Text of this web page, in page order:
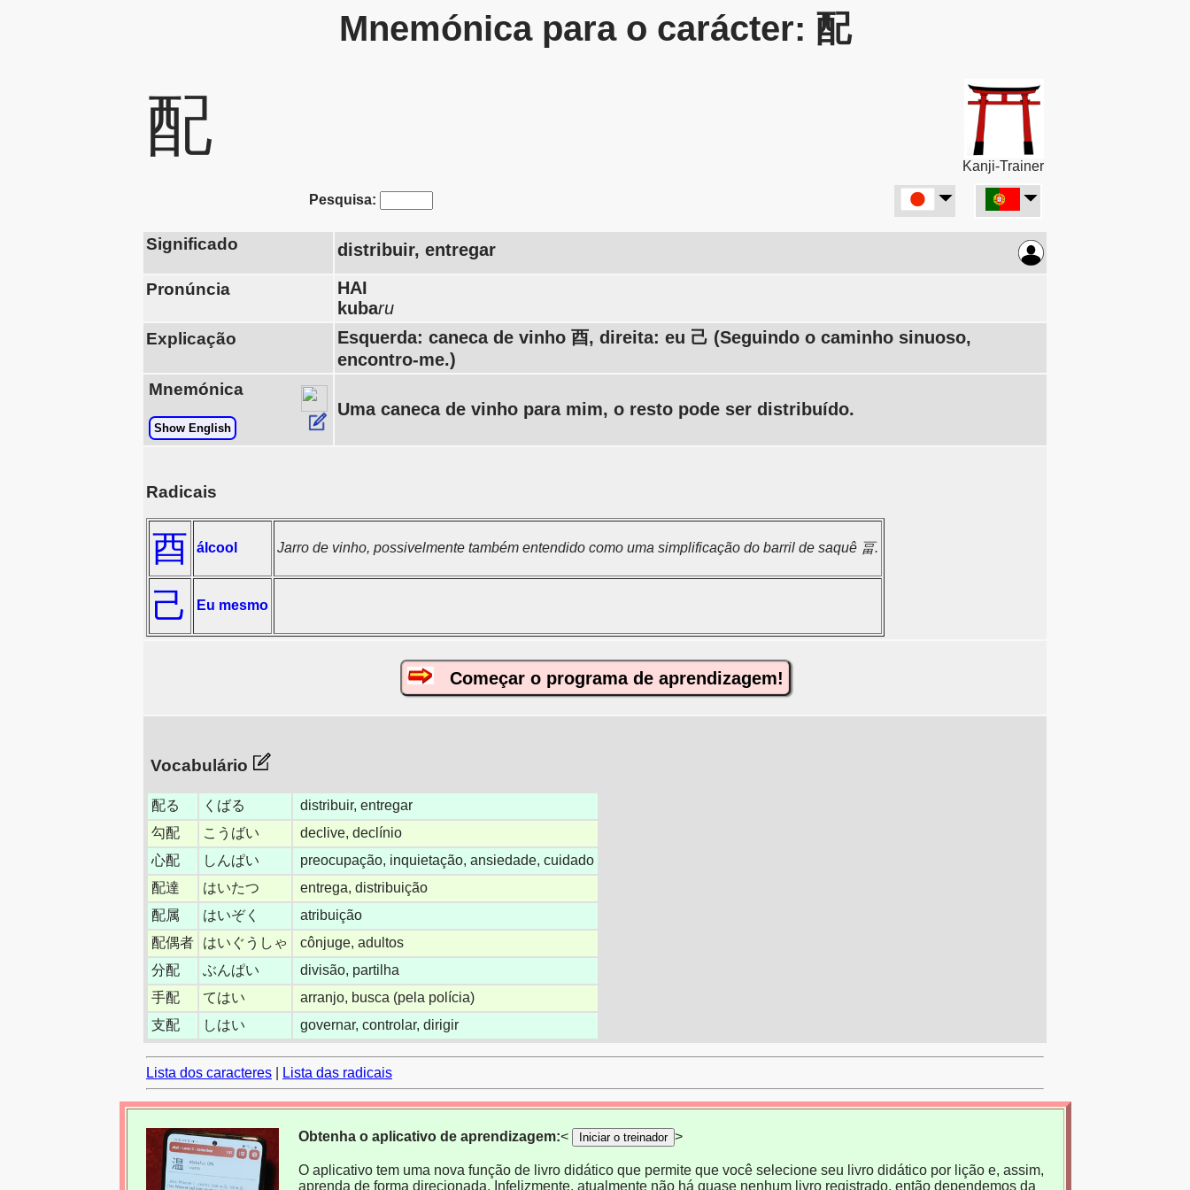
Mnemónica para o carácter: 配
配
Kanji-Trainer
Pesquisa:
Significado distribuir, entregar
Pronúncia
HAI
kubaru
Explicação
Esquerda: caneca de vinho 酉, direita: eu 己 (Seguindo o caminho sinuoso,
encontro-me.)
Mnemónica
Show English
Uma caneca de vinho para mim, o resto pode ser distribuído.
Radicais
酉 álcool Jarro de vinho, possivelmente também entendido como uma simplificação do barril de saquê 畐.
己 Eu mesmo
Começar o programa de aprendizagem!
Vocabulário
配る くばる
distribuir, entregar
勾配
こうばい
declive, declínio
心配
しんぱい
preocupação, inquietação, ansiedade, cuidado
配達
はいたつ
entrega, distribuição
配属
はいぞく
atribuição
配偶者
はいぐうしゃ
cônjuge, adultos
分配
ぶんぱい
divisão, partilha
手配
てはい
arranjo, busca (pela polícia)
支配
しはい governar, controlar, dirigir
Lista dos caracteres Lista das radicais
Obtenha o aplicativo de aprendizagem:< Iniciar o treinador >
O aplicativo tem uma nova função de livro didático que permite que você selecione seu livro didático por lição e, assim,
aprenda de forma direcionada. Infelizmente, atualmente não há quase nenhum livro registrado, então dependemos da